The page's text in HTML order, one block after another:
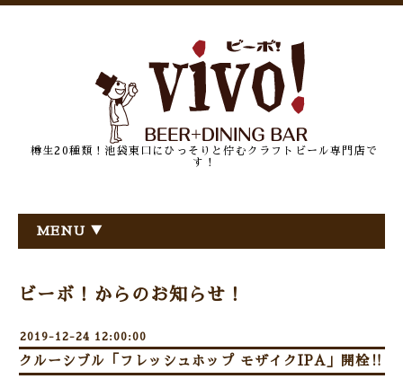
樽生20種類！池袋東口にひっそりと佇むクラフトビール専門店で
す！
MENU ▼
ビーボ！からのお知らせ！
2019-12-24 12:00:00
クルーシブル「フレッシュホップ モザイクIPA」開栓‼